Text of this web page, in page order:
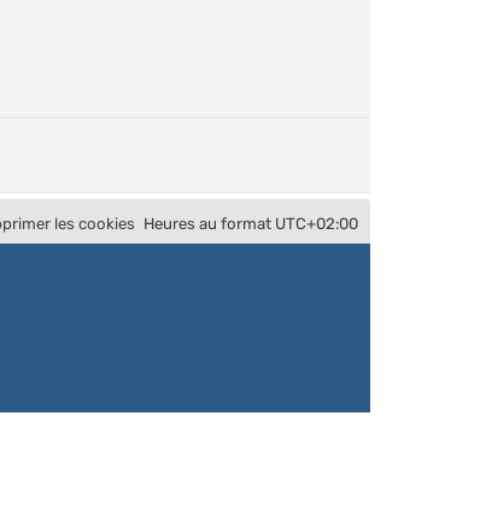
Heures au format UTC+02:00
les cookies